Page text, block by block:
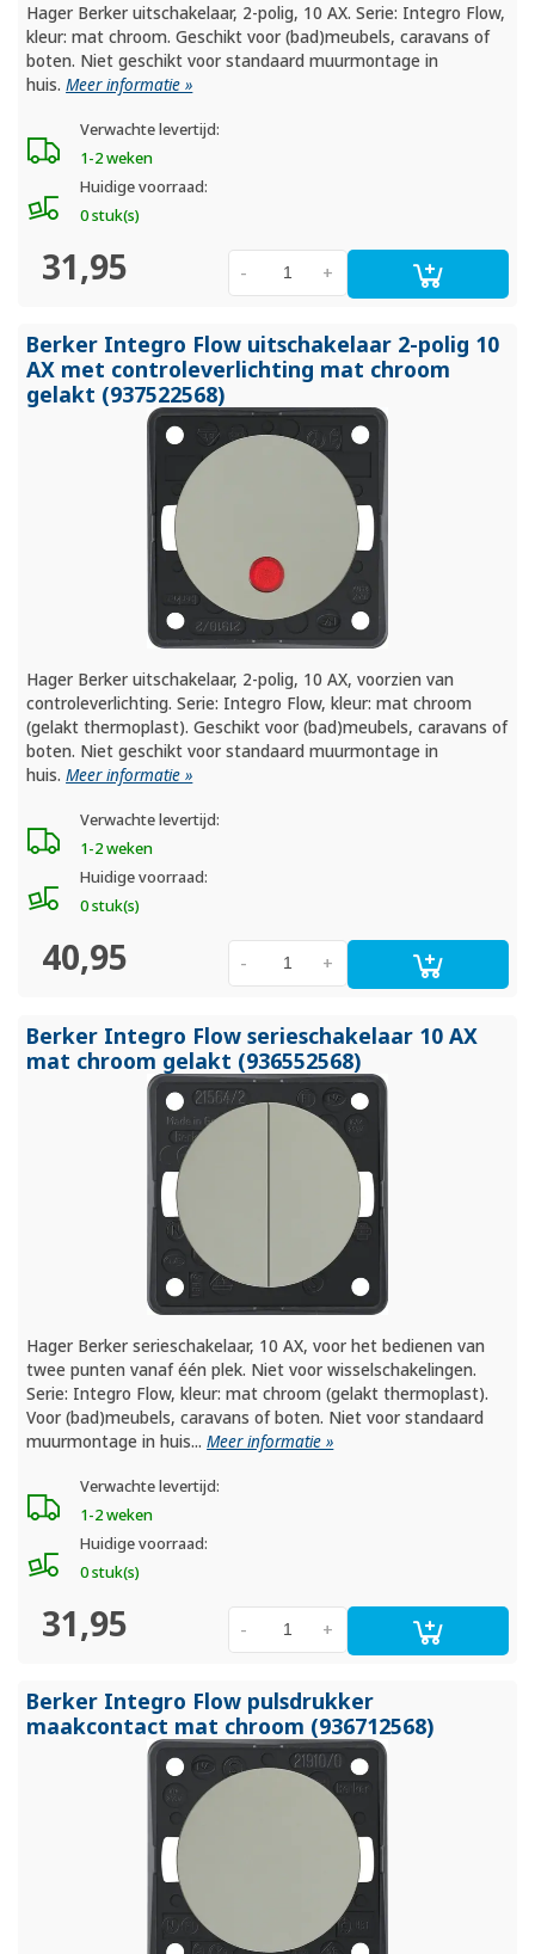
Hager Berker uitschakelaar, 2-polig, 10 AX. Serie: Integro Flow,
kleur: mat chroom. Geschikt voor (bad)meubels, caravans of
boten. Niet geschikt voor standaard muurmontage in
huis.Meer informatie »
Verwachte levertijd:
1-2 weken
Huidige voorraad:
0 stuk(s)
31,95 +
-
Berker Integro Flow uitschakelaar 2-polig 10
AX met controleverlichting mat chroom
gelakt (937522568)
Hager Berker uitschakelaar, 2-polig, 10 AX, voorzien van
controleverlichting. Serie: Integro Flow, kleur: mat chroom
(gelakt thermoplast). Geschikt voor (bad)meubels, caravans of
boten. Niet geschikt voor standaard muurmontage in
huis.Meer informatie »
Verwachte levertijd:
1-2 weken
Huidige voorraad:
0 stuk(s)
40,95 +
-
Berker Integro Flow serieschakelaar 10 AX
mat chroom gelakt (936552568)
Hager Berker serieschakelaar, 10 AX, voor het bedienen van
twee punten vanaf één plek. Niet voor wisselschakelingen.
Serie: Integro Flow, kleur: mat chroom (gelakt thermoplast).
Voor (bad)meubels, caravans of boten. Niet voor standaard
muurmontage in huis...Meer informatie »
Verwachte levertijd:
1-2 weken
Huidige voorraad:
0 stuk(s)
31,95 +
-
Berker Integro Flow pulsdrukker
maakcontact mat chroom (936712568)